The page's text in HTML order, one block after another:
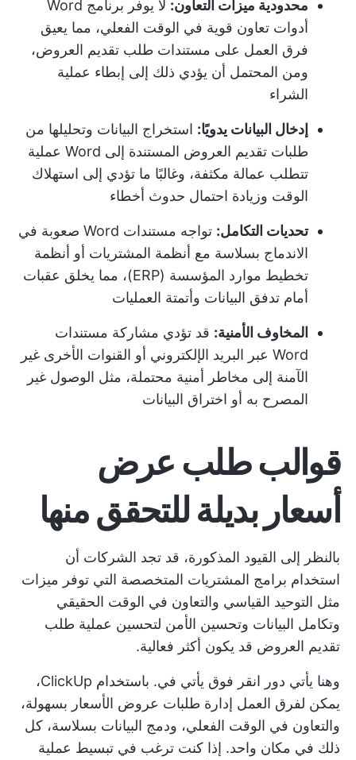
محدودية ميزات التعاون:
لا يوفر برنامج Word
أدوات تعاون قوية في الوقت الفعلي، مما يعيق
فرق العمل على مستندات طلب تقديم العروض،
ومن المحتمل أن يؤدي ذلك إلى إبطاء عملية
الشراء
إدخال البيانات يدويًا: استخراج البيانات وتحليلها من
طلبات تقديم العروض المستندة إلى Word عملية
تتطلب عمالة مكثفة، وغالبًا ما تؤدي إلى استهلاك
الوقت وزيادة احتمال حدوث أخطاء
تحديات التكامل:
تواجه مستندات Word صعوبة في
الاندماج بسلاسة مع أنظمة المشتريات أو أنظمة
تخطيط موارد المؤسسة (ERP)، مما يخلق عقبات
أمام تدفق البيانات وأتمتة العمليات
المخاوف الأمنية: قد تؤدي مشاركة مستندات
Word عبر البريد الإلكتروني أو القنوات الأخرى غير
الآمنة إلى مخاطر أمنية محتملة، مثل الوصول غير
المصرح به أو اختراق البيانات
قوالب طلب عرض
أسعار بديلة للتحقق منها
بالنظر إلى القيود المذكورة، قد تجد الشركات أن
استخدام برامج المشتريات المتخصصة التي توفر ميزات
مثل التوحيد القياسي والتعاون في الوقت الحقيقي
وتكامل البيانات وتحسين الأمن لتحسين عملية طلب
تقديم العروض قد يكون أكثر فعالية.
وهنا يأتي دور انقر فوق
يأتي في. باستخدام ClickUp،
يمكن لفرق العمل إدارة طلبات عروض الأسعار بسهولة،
والتعاون في الوقت الفعلي، ودمج البيانات بسلاسة، كل
ذلك في مكان واحد. إذا كنت ترغب في تبسيط عملية